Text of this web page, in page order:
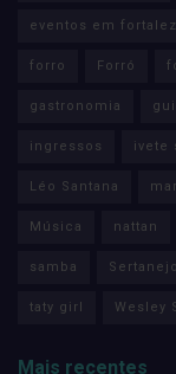
eventos em
forro Forró
gastronomia
ingressos ivete
Léo Santana
Música nattan
samba Sertanejo
taty girl Wesley
Mais recentes